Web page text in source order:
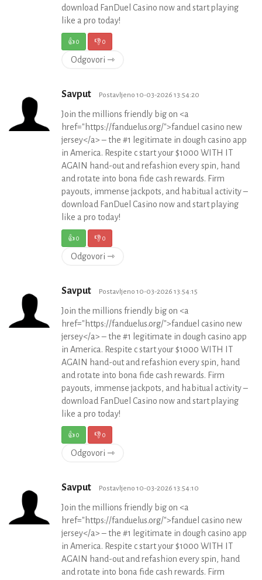
download FanDuel Casino now and start playing
like a pro today!
👍0 👎0
Odgovori ⇾
Savput Postavljeno 10-03-2026 13:54:20
Join the millions friendly big on <a
href="https://fanduelus.org/">fanduel casino new
jersey</a> – the #1 legitimate in dough casino app
in America. Respite c start your $1000 WITH IT
AGAIN hand-out and refashion every spin, hand
and rotate into bona fide cash rewards. Firm
payouts, immense jackpots, and habitual activity –
download FanDuel Casino now and start playing
like a pro today!
👍0 👎0
Odgovori ⇾
Savput Postavljeno 10-03-2026 13:54:15
Join the millions friendly big on <a
href="https://fanduelus.org/">fanduel casino new
jersey</a> – the #1 legitimate in dough casino app
in America. Respite c start your $1000 WITH IT
AGAIN hand-out and refashion every spin, hand
and rotate into bona fide cash rewards. Firm
payouts, immense jackpots, and habitual activity –
download FanDuel Casino now and start playing
like a pro today!
👍0 👎0
Odgovori ⇾
Savput Postavljeno 10-03-2026 13:54:10
Join the millions friendly big on <a
href="https://fanduelus.org/">fanduel casino new
jersey</a> – the #1 legitimate in dough casino app
in America. Respite c start your $1000 WITH IT
AGAIN hand-out and refashion every spin, hand
and rotate into bona fide cash rewards. Firm